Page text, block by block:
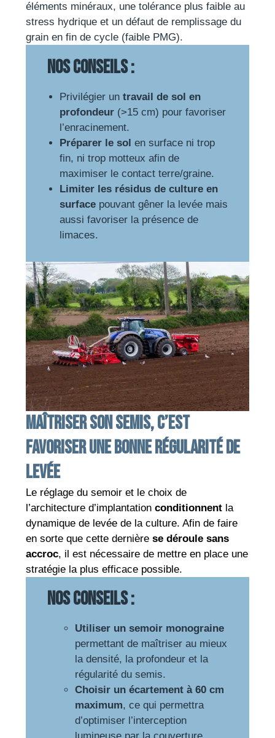
éléments minéraux, une tolérance plus faible au
stress hydrique et un défaut de remplissage du
grain en fin de cycle (faible PMG).
Nos conseils :
Privilégier un travail de sol en
profondeur(>15 cm) pour favoriser
l’enracinement.
Préparer le sol en surface ni trop
fin, ni trop motteux afin de
maximiser le contact terre/graine.
Limiter les résidus de culture en
surfacepouvant gêner la levée mais
aussi favoriser la présence de
limaces.
Maîtriser son semis, c’est
favoriser une bonne régularité de
levée
Le réglage du semoir et le choix de
l’architecture d’implantationconditionnent la
dynamique de levée de la culture. Afin de faire
en sorte que cette dernièrese déroule sans
accroc, il est nécessaire de mettre en place une
stratégie la plus efficace possible.
Nos conseils :
Utiliser un semoir monograine
permettant de maîtriser au mieux
la densité, la profondeur et la
régularité du semis.
Choisir un écartement à 60 cm
maximum, ce qui permettra
d’optimiser l’interception